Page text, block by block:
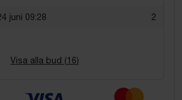
juni 09:28 2
Visa alla bud (16)